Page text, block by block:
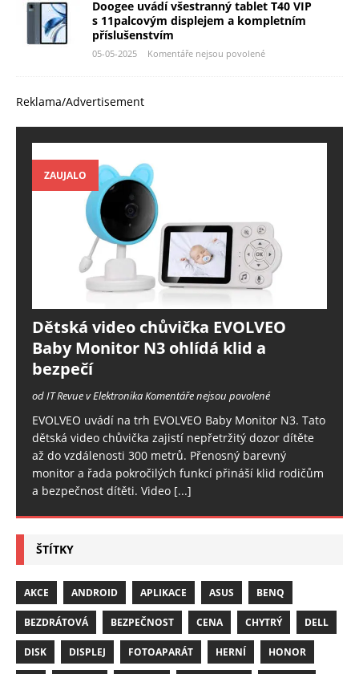
Doogee uvádí všestranný tablet T40 VIP
s 11palcovým displejem a kompletním
příslušenstvím
05-05-2025 Komentáře nejsou povolené
Reklama/Advertisement
ZAUJALO
Dětská video chůvička EVOLVEO
Baby Monitor N3 ohlídá klid a
bezpečí
od IT Revue v ElektronikaKomentáře nejsou povolené
EVOLVEO uvádí na trh EVOLVEO Baby Monitor N3. Tato
dětská video chůvička zajistí nepřetržitý dozor dítěte
až do vzdálenosti 300 metrů. Přenosný barevný
monitor a řada pokročilých funkcí přináší klid rodičům
a bezpečnost dítěti. Video [...]
ŠTÍTKY
AKCE ANDROID APLIKACE ASUS BENQ
BEZDRÁTOVÁ BEZPEČNOST CENA CHYTRÝ DELL
DISK DISPLEJ FOTOAPARÁT HERNÍ HONOR